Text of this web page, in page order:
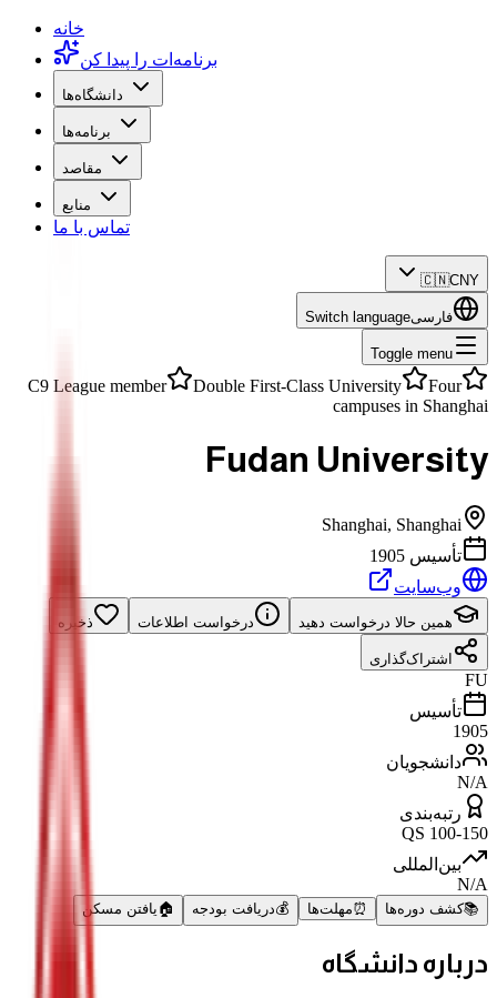
خانه
برنامه‌ات را پیدا کن
دانشگاه‌ها
برنامه‌ها
مقاصد
منابع
تماس با ما
🇨🇳CNY
فارسیSwitch language
Toggle menu
C9 League member Double First-Class University
Four
campuses in Shanghai
Fudan University
Shanghai, Shanghai
تأسیس 1905
وب‌سایت
همین حالا درخواست دهید درخواست اطلاعات ذخیره
اشتراک‌گذاری
FU
تأسیس
1905
دانشجویان
N/A
رتبه‌بندی
QS 100-150
بین‌المللی
N/A
📚کشف دوره‌ها ⏰مهلت‌ها 💰دریافت بودجه 🏠 یافتن مسکن
درباره دانشگاه